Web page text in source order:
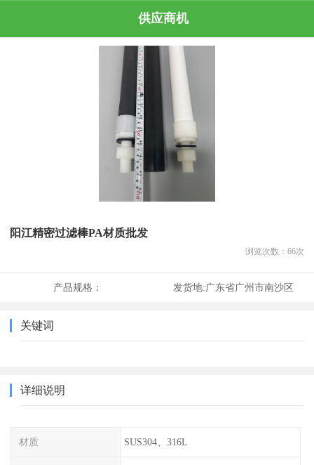
供应商机
阳江精密过滤棒PA材质批发
浏览次数： 66次
产品规格： 发货地:广东省广州市南沙区
关键词
详细说明
材质 SUS304、316L